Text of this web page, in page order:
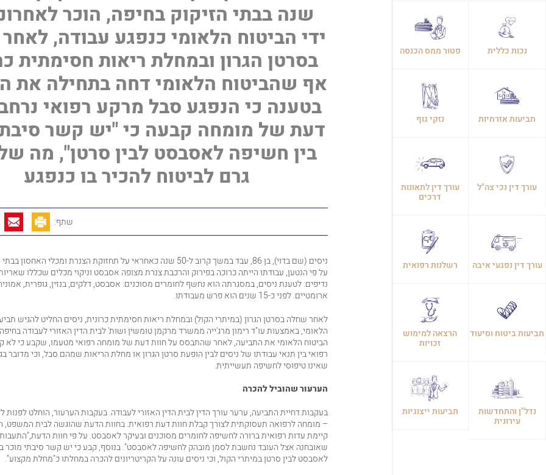
נכות כללית פטור ממס הכנסה
תביעות אזרחיות נזקי גוף
עורך דין נכי צה"ל עורך דין לתאונות
דרכים
עורך דין נפגעי איבה רשלנות רפואית
תביעות ביטוח וסיעוד הרצאה למימוש
זכויות
נדל"ן והתחדשות
עירונית
תביעות ייצוגיות
שנה בבתי הזיקוק בחיפה, הוכר
ידי הביטוח הלאומי כנפגע עבודה,
בסרטן הגרון ובמחלת ריאות חסימתית
אף שהביטוח הלאומי דחה בתחילה את
בטענה כי הנפגע סבל מרקע רפואי
דעת של מומחה קבעה כי "יש קשר
בין חשיפה לאסבסט לבין סרטן", מה
גרם לביטוח להכיר בו כנפגע
שתף:
ניסים (שם בדוי), בן 86, עבד במשך קרוב ל-50 שנה כאחראי על תחזוקת הצנרת ומכלי
על פי הנטען, עבודתו הייתה כרוכה בפירוק והרכבת צנרת מצופה אסבסט וניקוי מכלים שכללו
נדיפים. לטענת ניסים, במסגרתה הוא נחשף לחומרים מסוכנים: אסבסט, דלקים, בנזין, גופרית,
ארומטיים. לפני כ-15 שנים הוא פרש מעבודתו.
לאחר שחלה בסרטן הגרון (במיתרי הקול) ובמחלת ריאות חסימתית כרונית, ניסים החליט להגיש
הלאומי, באמצעות עו"דרימון מרג'ייה ממשרד מרקמן טומשין ושות' לבית הדין האזורי לעבודה
הביטוח הלאומיאת התביעה, לאחר שהתבסס על חוות דעת של מומחה רפואי מטעמו, שקבע כי לא
רפואי בין תנאי עבודתו של ניסים לבין הופעת סרטן הגרון או מחלת הריאות שמהם סבל, וכי מדובר
שאינו טיפוסי לחשיפה תעשייתית.
הערעור שהוביל להכרה
בעקבות דחיית התביעה, ערער עורך הדין לבית הדין האזורי לעבודה. בעקבות הערעור, הוחלט לפנות
– מומחה לרפואה תעסוקתית לצורך קבלת חוות דעת רפואית. בחוות הדעת שהוגשה לבית המשפט,
קיימת עדות רפואית ברורה לחשיפה לחומרים מסוכנים ובעיקר לאסבסט. על פי חוות
שאובחנה אצל העובד נחשבת לסמן מובהק לחשיפה לאסבסט". בנוסף, קבע כי יש קשר סיבתי מוכר
לאסבסט לבין סרטן במיתרי הקול, וכי ניסים עונה על הקריטריונים להכרה במחלתו כ"מחלת מקצוע".